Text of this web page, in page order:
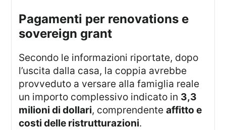
pagamenti per renovations e
sovereign grant
Secondo le informazioni riportate, dopo
l’uscita dalla casa, la coppia avrebbe
provveduto a versare alla famiglia reale
un importo complessivo indicato in 3,3
milioni di dollari, comprendenteaffitto e
costi delle ristrutturazioni.